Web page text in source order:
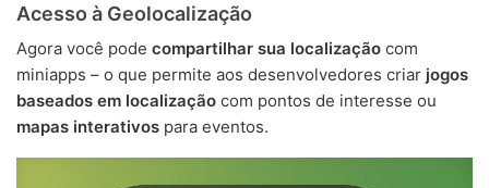
Acesso à Geolocalização
Agora você pode compartilhar sua localização com
miniapps – o que permite aos desenvolvedores criar jogos
baseados em localização com pontos de interesse ou
mapas interativos para eventos.